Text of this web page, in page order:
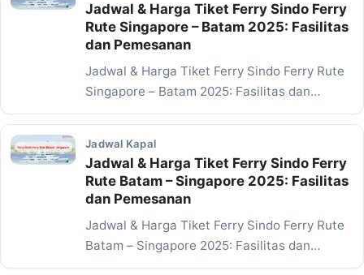
Jadwal & Harga Tiket Ferry Sindo Ferry
Rute Singapore – Batam 2025: Fasilitas
dan Pemesanan
Jadwal & Harga Tiket Ferry Sindo Ferry Rute
Singapore – Batam 2025: Fasilitas dan
Pemesanan…
Jadwal Kapal
Jadwal & Harga Tiket Ferry Sindo Ferry
Rute Batam – Singapore 2025: Fasilitas
dan Pemesanan
Jadwal & Harga Tiket Ferry Sindo Ferry Rute
Batam – Singapore 2025: Fasilitas dan
Pemesanan…